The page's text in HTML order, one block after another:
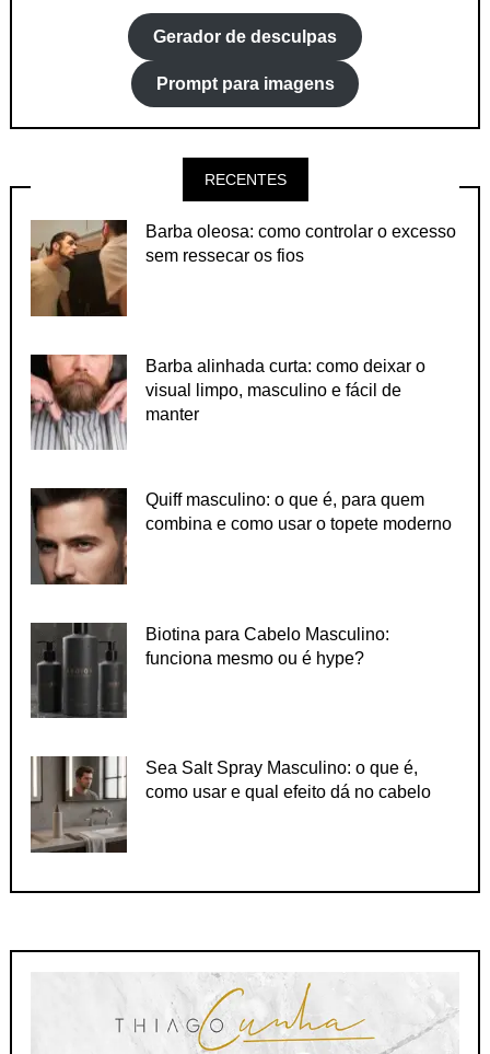
Gerador de desculpas
Prompt para imagens
RECENTES
Barba oleosa: como controlar o excesso
sem ressecar os fios
Barba alinhada curta: como deixar o
visual limpo, masculino e fácil de
manter
Quiff masculino: o que é, para quem
combina e como usar o topete moderno
Biotina para Cabelo Masculino:
funciona mesmo ou é hype?
Sea Salt Spray Masculino: o que é,
como usar e qual efeito dá no cabelo